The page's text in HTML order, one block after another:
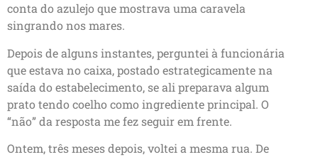
conta do azulejo que mostrava uma caravela
singrando nos mares.
Depois de alguns instantes, perguntei à funcionária
que estava no caixa, postado estrategicamente na
saída do estabelecimento, se ali preparava algum
prato tendo coelho como ingrediente principal. O
“não” da resposta me fez seguir em frente.
Ontem, três meses depois, voltei a mesma rua. De